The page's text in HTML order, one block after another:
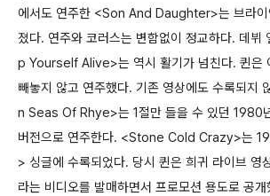
에서도 연주한 <Son And Daughter>는 브라이
졌다. 연주와 코러스는 변함없이 정교하다. 데뷔
p Yourself Alive>는 역시 활기가 넘친다. 퀸은
빼놓지 않고 연주했다. 기존 영상에도 수록되지
n Seas Of Rhye>는 1절만 들을 수 있던 1980
버전으로 연주한다. <Stone Cold Crazy>는
> 싱글에 수록되었다. 당시 퀸은 희귀 라이브 영
라는 비디오를 발매하면서 프로모션 용도로 공